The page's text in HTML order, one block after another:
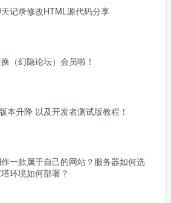
记录修改HTML源代码分享
（幻隐论坛）会员啦！
本升降 以及开发者测试版教程！
一款属于自己的网站？服务器如何选
环境如何部署？